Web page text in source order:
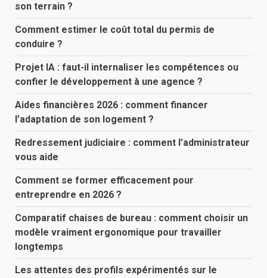
son terrain ?
Comment estimer le coût total du permis de
conduire ?
Projet IA : faut-il internaliser les compétences ou
confier le développement à une agence ?
Aides financières 2026 : comment financer
l’adaptation de son logement ?
Redressement judiciaire : comment l’administrateur
vous aide
Comment se former efficacement pour
entreprendre en 2026 ?
Comparatif chaises de bureau : comment choisir un
modèle vraiment ergonomique pour travailler
longtemps
Les attentes des profils expérimentés sur le